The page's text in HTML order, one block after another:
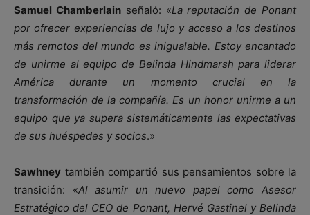
Samuel Chamberlainseñaló: «La reputación de Ponant
por ofrecer experiencias de lujo y acceso a los destinos
más remotos del mundo es inigualable. Estoy encantado
de unirme al equipo de Belinda Hindmarsh para liderar
América durante un momento crucial en la
transformación de la compañía. Es un honor unirme a un
equipo que ya supera sistemáticamente las expectativas
de sus huéspedes y socios.»
Sawhney también compartió sus pensamientos sobre la
transición: «Al asumir un nuevo papel como Asesor
Estratégico del CEO de Ponant, Hervé Gastinel y Belinda